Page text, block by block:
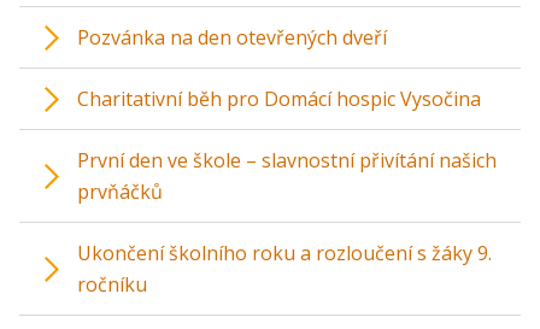
Pozvánka na den otevřených dveří
Charitativní běh pro Domácí hospic Vysočina
První den ve škole – slavnostní přivítání našich
prvňáčků
Ukončení školního roku a rozloučení s žáky 9.
ročníku